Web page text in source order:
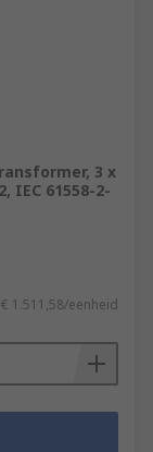
3 x
IEC 61558-2-
€ 1.511,58/eenheid